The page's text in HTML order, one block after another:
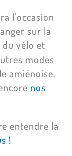
l’occasion
sur la
du vélo et
modes
amiénoise,
nos
entendre la
!